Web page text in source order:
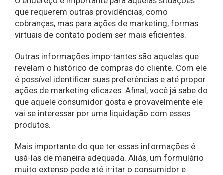
que requerem outras providências, como
cobranças, mas para ações de marketing, formas
virtuais de contato podem ser mais eficientes.
Outras informações importantes são aquelas que
revelam o histórico de compras do cliente. Com ele
é possível identificar suas preferências e até propor
ações de marketing eficazes. Afinal, você já sabe do
que aquele consumidor gosta e provavelmente ele
vai se interessar por uma liquidação com esses
produtos.
Mais importante do que ter essas informações é
usá-las de maneira adequada. Aliás, um formulário
muito extenso pode até irritar o consumidor e